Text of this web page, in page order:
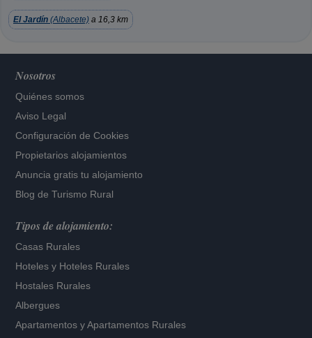
El Jardín (Albacete) a 16,3 km
Nosotros
Quiénes somos
Aviso Legal
Configuración de Cookies
Propietarios alojamientos
Anuncia gratis tu alojamiento
Blog de Turismo Rural
Tipos de alojamiento:
Casas Rurales
Hoteles y Hoteles Rurales
Hostales Rurales
Albergues
Apartamentos yApartamentos Rurales